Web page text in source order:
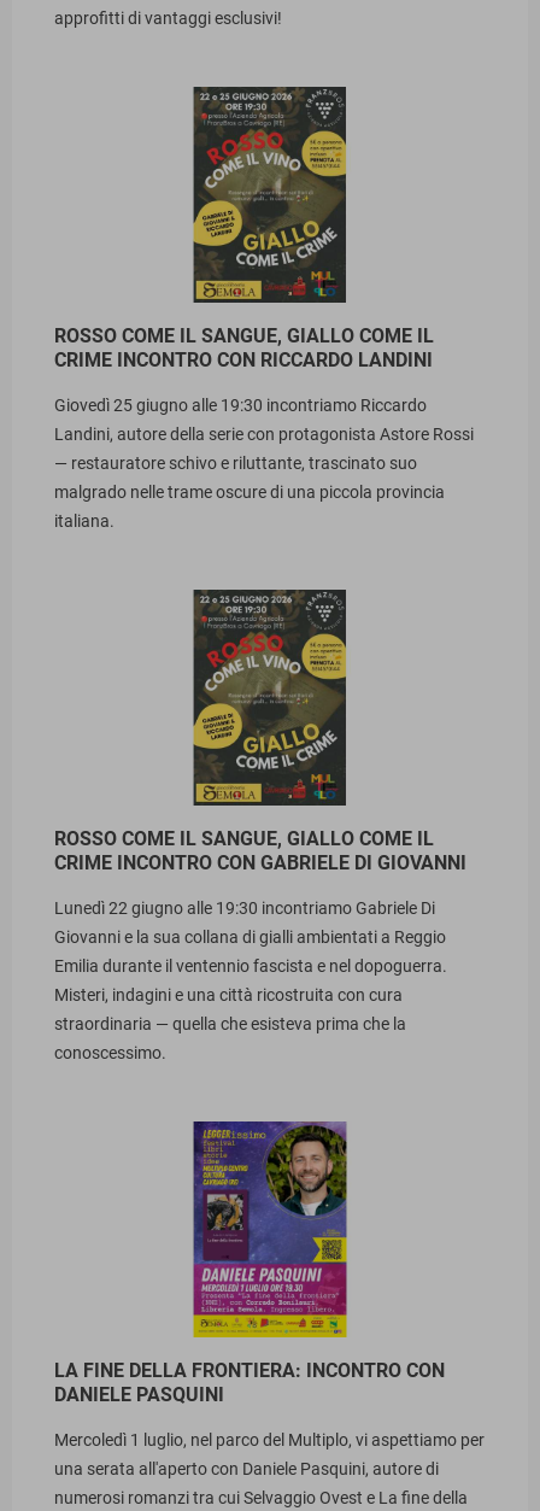
approfitti di vantaggi esclusivi!
ROSSO COME IL SANGUE, GIALLO COME IL
CRIME INCONTRO CON RICCARDO LANDINI
Giovedì 25 giugno alle 19:30 incontriamo Riccardo
Landini, autore della serie con protagonista Astore Rossi
— restauratore schivo e riluttante, trascinato suo
malgrado nelle trame oscure di una piccola provincia
italiana.
ROSSO COME IL SANGUE, GIALLO COME IL
CRIME INCONTRO CON GABRIELE DI GIOVANNI
Lunedì 22 giugno alle 19:30 incontriamo Gabriele Di
Giovanni e la sua collana di gialli ambientati a Reggio
Emilia durante il ventennio fascista e nel dopoguerra.
Misteri, indagini e una città ricostruita con cura
straordinaria — quella che esisteva prima che la
conoscessimo.
LA FINE DELLA FRONTIERA: INCONTRO CON
DANIELE PASQUINI
Mercoledì 1 luglio, nel parco del Multiplo, vi aspettiamo per
una serata all'aperto con Daniele Pasquini, autore di
numerosi romanzi tra cui Selvaggio Ovest e La fine della